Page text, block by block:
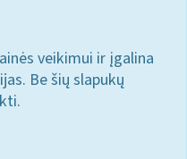
veikimui ir įgalina
Be šių slapukų